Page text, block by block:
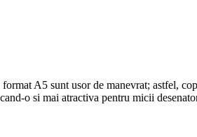
A5 sunt usor de manevrat; astfel,
o si mai atractiva pentru micii